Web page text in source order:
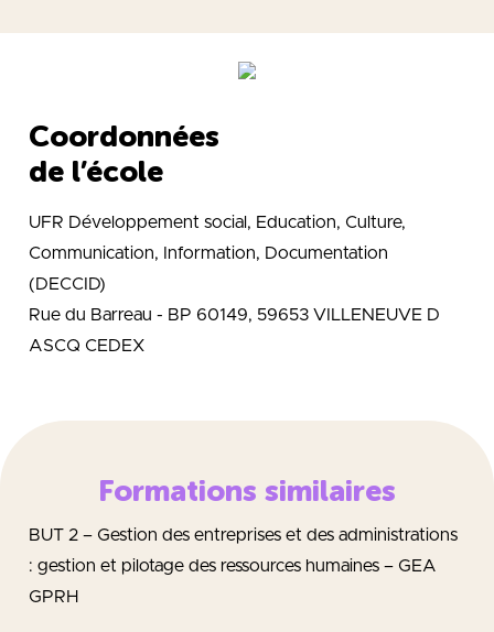
Coordonnées
de l’école
UFR Développement social, Education, Culture,
Communication, Information, Documentation
(DECCID)
Rue du Barreau - BP 60149, 59653 VILLENEUVE D
ASCQ CEDEX
Formations similaires
BUT 2 – Gestion des entreprises et des administrations
: gestion et pilotage des ressources humaines – GEA
GPRH